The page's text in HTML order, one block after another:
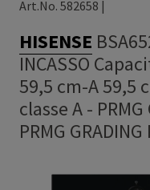
Art.No. 582658 |
HISENSE
INCASSO
59,5 cm-A 59,5
classe A -
PRMG